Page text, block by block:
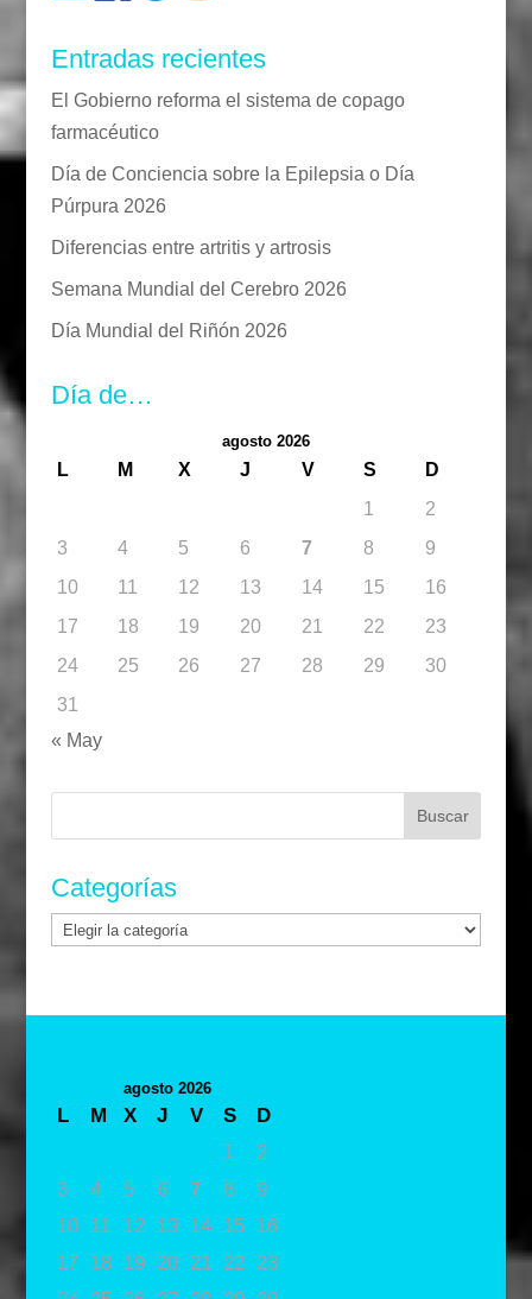
Entradas recientes
El Gobierno reforma el sistema de copago
farmacéutico
Día de Conciencia sobre la Epilepsia o Día
Púrpura 2026
Diferencias entre artritis y artrosis
Semana Mundial del Cerebro 2026
Día Mundial del Riñón 2026
Día de…
agosto 2026
L M X J V S
D
1
2
3
4 5 6 7 8
9
10
11 12 13 14 15
16
17
18 19 20 21 22
23
24
25 26 27 28 29
30
31
« May
Buscar:
Categorías
Categorías
agosto 2026
L M X J V S
D
1
2
3
4 5 6 7 8
9
10
11 12 13 14 15
16
17
18 19 20 21 22
23